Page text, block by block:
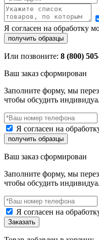
Я согласен на обработку
Или позвоните: 8 (800)
Ваш заказ сформирован
Заполните форму, мы
чтобы обсудить
Я согласен на
Ваш заказ сформирован
Заполните форму, мы
чтобы обсудить
Я согласен на